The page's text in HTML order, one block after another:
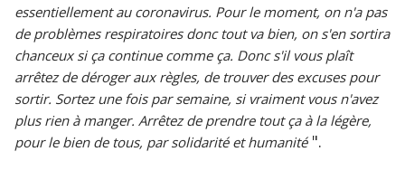
essentiellement au coronavirus. Pour le moment, on n'a pas
de problèmes respiratoires donc tout va bien, on s'en sortira
chanceux si ça continue comme ça. Donc s'il vous plaît
arrêtez de déroger aux règles, de trouver des excuses pour
sortir. Sortez une fois par semaine, si vraiment vous n'avez
plus rien à manger. Arrêtez de prendre tout ça à la légère,
pour le bien de tous, par solidarité et humanité".